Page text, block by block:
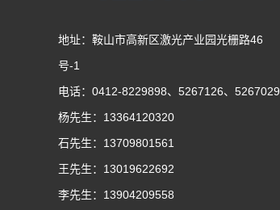
地址：鞍山市高新区激光产业园光栅路46
号-1
电话：0412-8229898、5267126、5267029
杨先生：13364120320
石先生：13709801561
王先生：13019622692
李先生：13904209558